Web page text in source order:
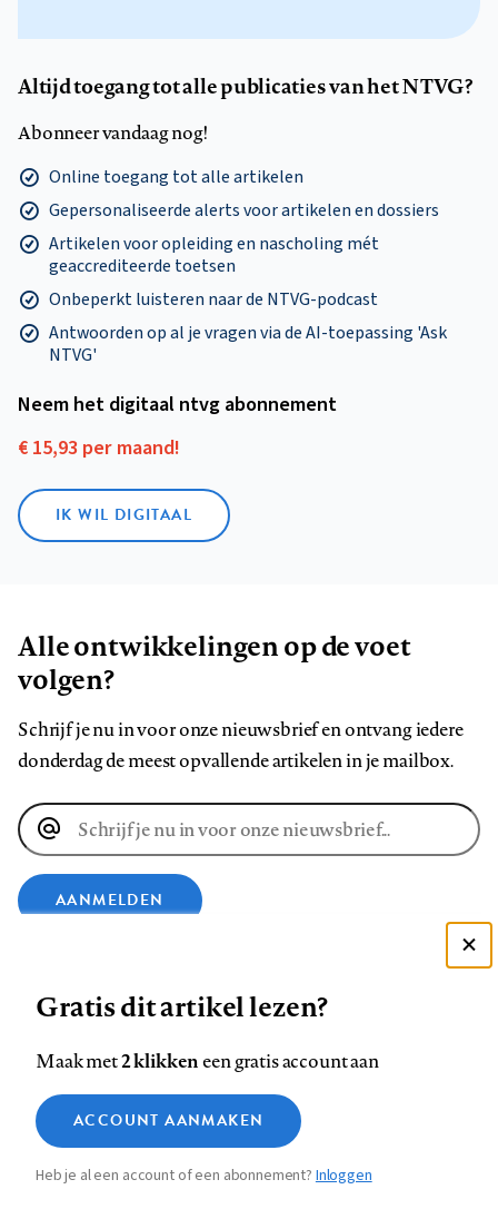
Altijd toegang tot alle publicaties van het NTVG?
Abonneer vandaag nog!
Online toegang tot alle artikelen
Gepersonaliseerde alerts voor artikelen en dossiers
Artikelen voor opleiding en nascholing mét
geaccrediteerde toetsen
Onbeperkt luisteren naar de NTVG-podcast
Antwoorden op al je vragen via de AI-toepassing 'Ask
NTVG'
Neem het digitaal ntvg abonnement
€ 15,93 per maand!
IK WIL DIGITAAL
Alle ontwikkelingen op de voet
volgen?
Schrijf je nu in voor onze nieuwsbrief en ontvang iedere
donderdag de meest opvallende artikelen in je mailbox.
E-
mailadres
AANMELDEN
op
Facebook
op
LinkedIn
op
Bluesky
ons
op
InstagramYouTube
Footer
Contact Colofon Disclaimer Privacy
Medische vragen verdienen
betrouwbare antwoorden
Zie onze cookie policy
Analytische cookies
Marketing cookies
Gratis dit artikel lezen?
Maak met2 klikkeneen gratis account aan
ACCOUNT AANMAKEN
Heb je al een account of een abonnement?Inloggen